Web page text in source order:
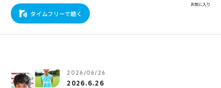
タイムフリーで聴く
お気に入り
2026/06/26
2026.6.26